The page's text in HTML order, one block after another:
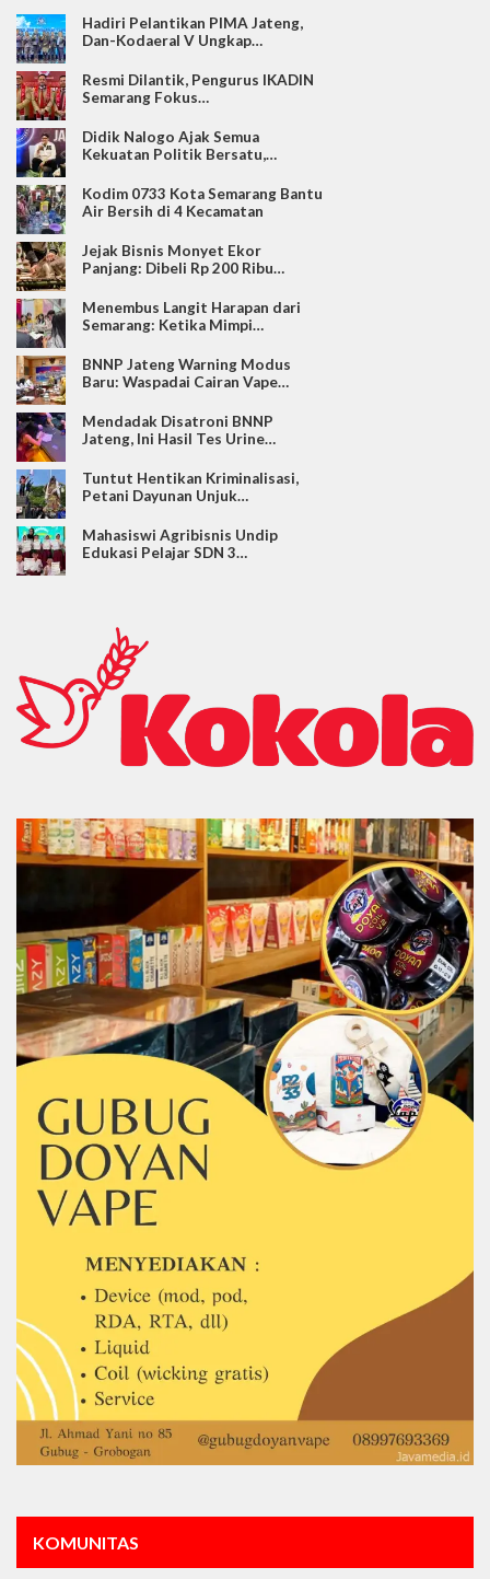
Hadiri Pelantikan PIMA Jateng,
Dan-Kodaeral V Ungkap…
Resmi Dilantik, Pengurus IKADIN
Semarang Fokus…
Didik Nalogo Ajak Semua
Kekuatan Politik Bersatu,…
Kodim 0733 Kota Semarang Bantu
Air Bersih di 4 Kecamatan
Jejak Bisnis Monyet Ekor
Panjang: Dibeli Rp 200 Ribu…
Menembus Langit Harapan dari
Semarang: Ketika Mimpi…
BNNP Jateng Warning Modus
Baru: Waspadai Cairan Vape…
Mendadak Disatroni BNNP
Jateng, Ini Hasil Tes Urine…
Tuntut Hentikan Kriminalisasi,
Petani Dayunan Unjuk…
Mahasiswi Agribisnis Undip
Edukasi Pelajar SDN 3…
KOMUNITAS